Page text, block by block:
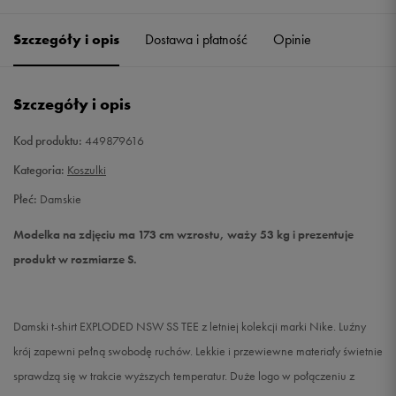
Szczegóły i opis Dostawa i płatność Opinie
Szczegóły i opis
Kod produktu: 449879616
Kategoria: Koszulki
Płeć: Damskie
Modelka na zdjęciu ma 173 cm wzrostu, waży 53 kg i prezentuje
produkt w rozmiarze S.
Damski t-shirt EXPLODED NSW SS TEE z letniej kolekcji marki Nike. Luźny
krój zapewni pełną swobodę ruchów. Lekkie i przewiewne materiały świetnie
sprawdzą się w trakcie wyższych temperatur. Duże logo w połączeniu z